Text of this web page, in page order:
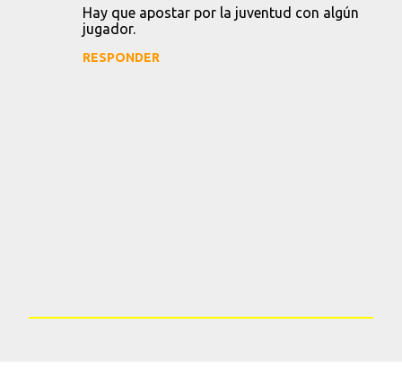
Hay que apostar por la juventud con algún
jugador.
RESPONDER